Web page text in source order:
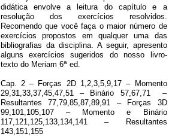
didática envolve a leitura do capítulo e a
resolução dos exercícios resolvidos.
Recomendo que você faça o maior número de
exercícios propostos em qualquer uma das
bibliografias da disciplina. A seguir, apresento
alguns exercícios sugeridos do nosso livro-
texto do Meriam 6aed.
Cap. 2 – Forças 2D 1,2,3,5,9,17 – Momento
29,31,33,37,45,47,51 – Binário 57,67,71 –
Resultantes 77,79,85,87,89,91 – Forças 3D
99,101,105,107 – Momento e Binário
117,121,125,133,134,141 – Resultantes
143,151,155